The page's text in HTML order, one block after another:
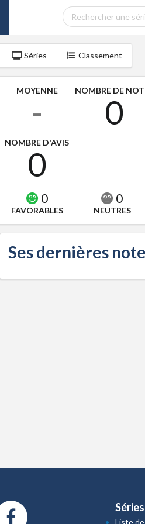
Séries Classement
MOYENNE
-
NOMBRE DE
0
NOMBRE D'AVIS
0
0
FAVORABLES
0
NEUTRES
Ses dernières
Séries
Liste